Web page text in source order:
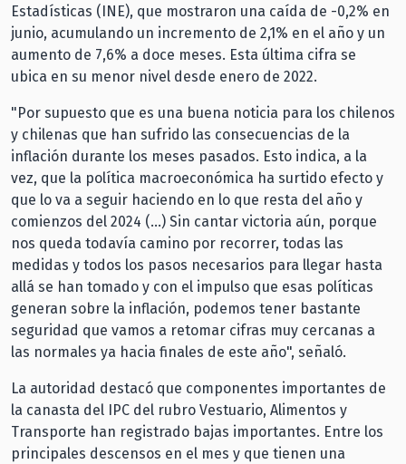
Estadísticas (INE), que mostraron una caída de -0,2% en
junio, acumulando un incremento de 2,1% en el año y un
aumento de 7,6% a doce meses. Esta última cifra se
ubica en su menor nivel desde enero de 2022.
"Por supuesto que es una buena noticia para los chilenos
y chilenas que han sufrido las consecuencias de la
inflación durante los meses pasados. Esto indica, a la
vez, que la política macroeconómica ha surtido efecto y
que lo va a seguir haciendo en lo que resta del año y
comienzos del 2024 (…) Sin cantar victoria aún, porque
nos queda todavía camino por recorrer, todas las
medidas y todos los pasos necesarios para llegar hasta
allá se han tomado y con el impulso que esas políticas
generan sobre la inflación, podemos tener bastante
seguridad que vamos a retomar cifras muy cercanas a
las normales ya hacia finales de este año", señaló.
La autoridad destacó que componentes importantes de
la canasta del IPC del rubro Vestuario, Alimentos y
Transporte han registrado bajas importantes. Entre los
principales descensos en el mes y que tienen una